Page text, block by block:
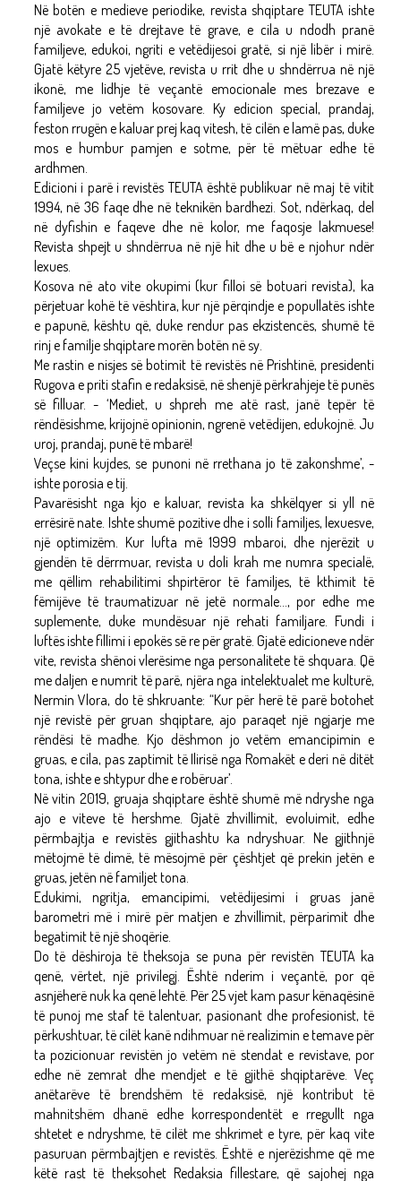
Në botën e medieve periodike, revista shqiptare TEUTA ishte
një avokate e të drejtave të grave, e cila u ndodh pranë
familjeve, edukoi, ngriti e vetëdijesoi gratë, si një libër i mirë.
Gjatë këtyre 25 vjetëve, revista u rrit dhe u shndërrua në një
ikonë, me lidhje të veçantë emocionale mes brezave e
familjeve jo vetëm kosovare. Ky edicion special, prandaj,
feston rrugën e kaluar prej kaq vitesh, të cilën e lamë pas, duke
mos e humbur pamjen e sotme, për të mëtuar edhe të
ardhmen.
Edicioni i parë i revistës TEUTA është publikuar në maj të vitit
1994, në 36 faqe dhe në teknikën bardhezi. Sot, ndërkaq, del
në dyfishin e faqeve dhe në kolor, me faqosje lakmuese!
Revista shpejt u shndërrua në një hit dhe u bë e njohur ndër
lexues.
Kosova në ato vite okupimi (kur filloi së botuari revista), ka
përjetuar kohë të vështira, kur një përqindje e popullatës ishte
e papunë, kështu që, duke rendur pas ekzistencës, shumë të
rinj e familje shqiptare morën botën në sy.
Me rastin e nisjes së botimit të revistës në Prishtinë, presidenti
Rugova e priti stafin e redaksisë, në shenjë përkrahjeje të punës
së filluar. - ‘Mediet, u shpreh me atë rast, janë tepër të
rëndësishme, krijojnë opinionin, ngrenë vetëdijen, edukojnë. Ju
uroj, prandaj, punë të mbarë!
Veçse kini kujdes, se punoni në rrethana jo të zakonshme’, -
ishte porosia e tij.
Pavarësisht nga kjo e kaluar, revista ka shkëlqyer si yll në
errësirë nate. Ishte shumë pozitive dhe i solli familjes, lexuesve,
një optimizëm. Kur lufta më 1999 mbaroi, dhe njerëzit u
gjendën të dërrmuar, revista u doli krah me numra specialë,
me qëllim rehabilitimi shpirtëror të familjes, të kthimit të
fëmijëve të traumatizuar në jetë normale…, por edhe me
suplemente, duke mundësuar një rehati familjare. Fundi i
luftës ishte fillimi i epokës së re për gratë. Gjatë edicioneve ndër
vite, revista shënoi vlerësime nga personalitete të shquara. Që
me daljen e numrit të parë, njëra nga intelektualet me kulturë,
Nermin Vlora, do të shkruante: “Kur për herë të parë botohet
një revistë për gruan shqiptare, ajo paraqet një ngjarje me
rëndësi të madhe. Kjo dëshmon jo vetëm emancipimin e
gruas, e cila, pas zaptimit të Ilirisë nga Romakët e deri në ditët
tona, ishte e shtypur dhe e robëruar’.
Në vitin 2019, gruaja shqiptare është shumë më ndryshe nga
ajo e viteve të hershme. Gjatë zhvillimit, evoluimit, edhe
përmbajtja e revistës gjithashtu ka ndryshuar. Ne gjithnjë
mëtojmë të dimë, të mësojmë për çështjet që prekin jetën e
gruas, jetën në familjet tona.
Edukimi, ngritja, emancipimi, vetëdijesimi i gruas janë
barometri më i mirë për matjen e zhvillimit, përparimit dhe
begatimit të një shoqërie.
Do të dëshiroja të theksoja se puna për revistën TEUTA ka
qenë, vërtet, një privilegj. Është nderim i veçantë, por që
asnjëherë nuk ka qenë lehtë. Për 25 vjet kam pasur kënaqësinë
të punoj me staf të talentuar, pasionant dhe profesionist, të
përkushtuar, të cilët kanë ndihmuar në realizimin e temave për
ta pozicionuar revistën jo vetëm në stendat e revistave, por
edhe në zemrat dhe mendjet e të gjithë shqiptarëve. Veç
anëtarëve të brendshëm të redaksisë, një kontribut të
mahnitshëm dhanë edhe korrespondentët e rregullt nga
shtetet e ndryshme, të cilët me shkrimet e tyre, për kaq vite
pasuruan përmbajtjen e revistës. Është e njerëzishme që me
këtë rast të theksohet Redaksia fillestare, që sajohej nga